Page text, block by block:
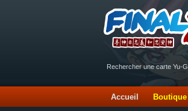
Rechercher une carte Yu-
Accueil